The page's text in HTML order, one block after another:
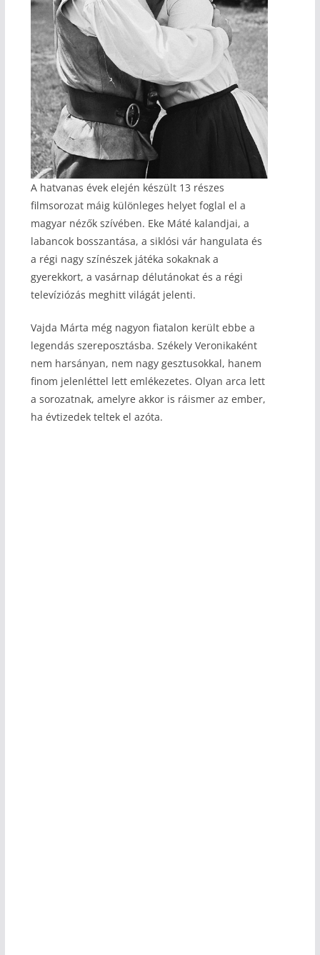
A hatvanas évek elején készült 13 részes
filmsorozat máig különleges helyet foglal el a
magyar nézők szívében. Eke Máté kalandjai, a
labancok bosszantása, a siklósi vár hangulata és
a régi nagy színészek játéka sokaknak a
gyerekkort, a vasárnap délutánokat és a régi
televíziózás meghitt világát jelenti.
Vajda Márta még nagyon fiatalon került ebbe a
legendás szereposztásba. Székely Veronikaként
nem harsányan, nem nagy gesztusokkal, hanem
finom jelenléttel lett emlékezetes. Olyan arca lett
a sorozatnak, amelyre akkor is ráismer az ember,
ha évtizedek teltek el azóta.